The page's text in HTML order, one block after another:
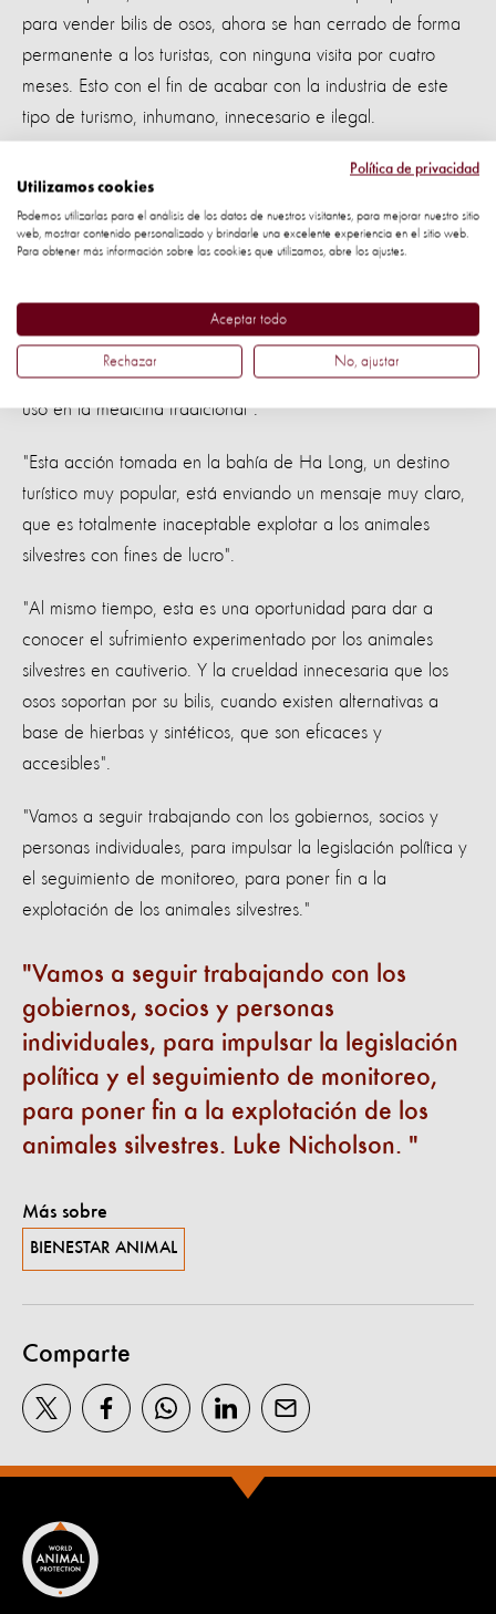
para vender bilis de osos, ahora se han cerrado de forma
permanente a los turistas, con ninguna visita por cuatro
meses. Esto con el fin de acabar con la industria de este
tipo de turismo, inhumano, innecesario e ilegal.
El monitoreo continuo se asegurará de que la industria del
conocidos y que la actividad ilegal no se reanude.
Silvestres, comentó: "Los osos son animales silvestres, que
pertenecen en la naturaleza, sin embargo, estos animales
se ven obligados a sufrir toda la vida en cautiverio para su
uso en la medicina tradicional".
"Esta acción tomada en la bahía de Ha Long, un destino
turístico muy popular, está enviando un mensaje muy claro,
que es totalmente inaceptable explotar a los animales
silvestres con fines de lucro".
"Al mismo tiempo, esta es una oportunidad para dar a
conocer el sufrimiento experimentado por los animales
silvestres en cautiverio. Y la crueldad innecesaria que los
osos soportan por su bilis, cuando existen alternativas a
base de hierbas y sintéticos, que son eficaces y
accesibles".
"Vamos a seguir trabajando con los gobiernos, socios y
personas individuales, para impulsar la legislación política y
el seguimiento de monitoreo, para poner fin a la
explotación de los animales silvestres."
Vamos a seguir trabajando con los
gobiernos, socios y personas
individuales, para impulsar la legislación
política y el seguimiento de monitoreo,
para poner fin a la explotación de los
animales silvestres. Luke Nicholson.
Más sobre
BIENESTAR ANIMAL
Comparte
Política de privacidad
Utilizamos cookies
Podemos utilizarlas para el análisis de los datos de nuestros visitantes, para mejorar nuestro sitio
web, mostrar contenido personalizado y brindarle una excelente experiencia en el sitio web.
Para obtener más información sobre las cookies que utilizamos, abre los ajustes.
Aceptar todo
Rechazar No, ajustar